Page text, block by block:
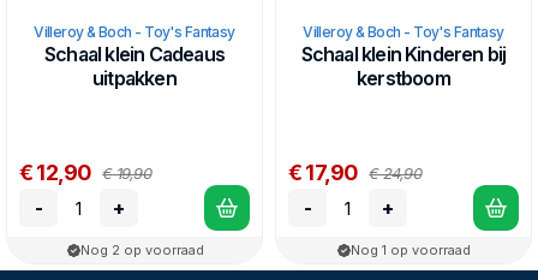
Villeroy & Boch - Toy's Fantasy
Schaal klein Cadeaus
uitpakken
€ 12,90 € 19,90
- +
Nog 2 op voorraad
Villeroy & Boch - Toy's Fantasy
Schaal klein Kinderen bij
kerstboom
€ 17,90 € 24,90
- +
Nog 1 op voorraad